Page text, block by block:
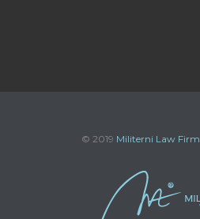
© 2019 Militerni Law Firm